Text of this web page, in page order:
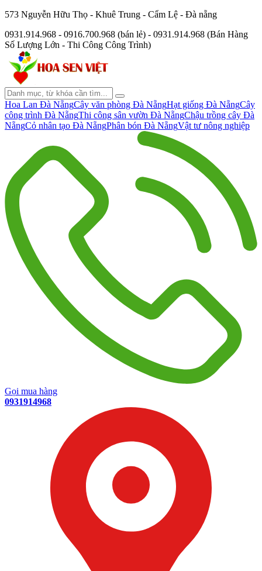
573 Nguyễn Hữu Thọ - Khuê Trung - Cẩm Lệ - Đà nẵng
0931.914.968 - 0916.700.968 (bán lẻ) - 0931.914.968 (Bán Hàng
Số Lượng Lớn - Thi Công Công Trình)
Hoa Lan Đà NẵngCây văn phòng Đà NẵngHạt giống Đà NẵngCây
công trình Đà NẵngThi công sân vườn Đà NẵngChậu trồng cây Đà
NẵngCỏ nhân tạo Đà NẵngPhân bón Đà NẵngVật tư nông nghiệp
Gọi mua hàng
0931914968